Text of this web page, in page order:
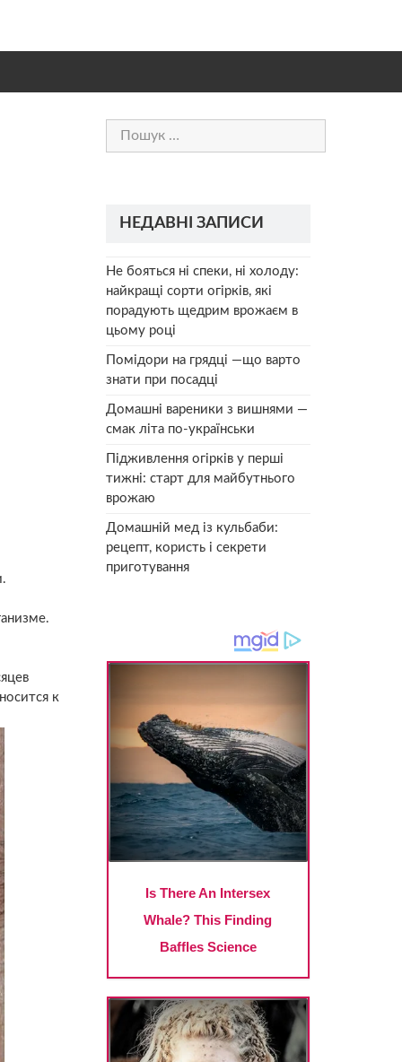
к
Пошук:
НЕДАВНІ ЗАПИСИ
Не бояться ні спеки, ні холоду:
найкращі сорти огірків, які
порадують щедрим врожаєм в
цьому році
Помідори на грядці —що варто
знати при посадці
Домашні вареники з вишнями —
смак літа по-українськи
Підживлення огірків у перші
тижні: старт для майбутнього
врожаю
Домашній мед із кульбаби:
рецепт, користь і секрети
приготування